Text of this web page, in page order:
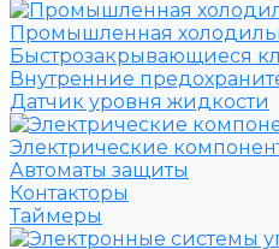
Промышленная
Быстрозакрывающиеся
Внутренние
Датчик уровня жидкости
Электрические
Автоматы защиты
Контакторы
Таймеры